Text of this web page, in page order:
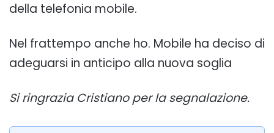
della telefonia mobile.
Nel frattempo anche ho. Mobile ha deciso di
adeguarsi in anticipo alla nuova soglia
Si ringrazia Cristiano per la segnalazione.